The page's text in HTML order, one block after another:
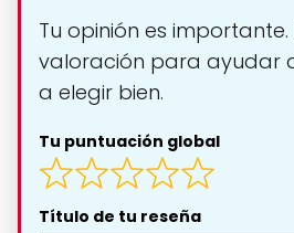
Tu opinión es importante.
valoración para ayudar
a elegir bien.
Tu puntuación global
Título de tu reseña